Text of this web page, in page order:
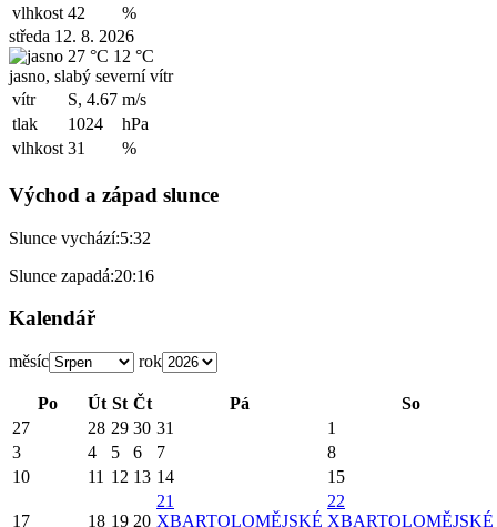
vlhkost 42
%
středa 12. 8. 2026
27 °C 12 °C
jasno, slabý severní vítr
vítr
S, 4.67 m/s
tlak
1024
hPa
vlhkost 31 %
Východ a západ slunce
Slunce vychází:5:32
Slunce zapadá:20:16
Kalendář
měsíc rok
Po Út St Čt Pá
So
27
28 29 30 31
1
3
4 5 6 7
8
10
11 12 13 14 15
17 18 19 20
21
XBARTOLOMĚJSKÉ
22
XBARTOLOMĚJSKÉ